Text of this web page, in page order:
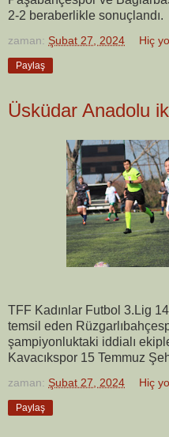
2-2 beraberlikle sonuçlandı.
zaman: Şubat 27, 2024 Hiç
Paylaş
Üsküdar Anadolu
TFF Kadınlar Futbol 3.Lig
temsil eden
şampiyonluktaki iddialı
Kavacıkspor 15 Temmuz
zaman: Şubat 27, 2024 Hiç
Paylaş